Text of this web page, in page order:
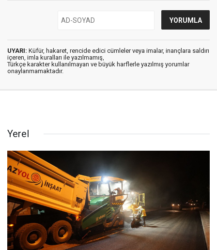
UYARI: Küfür, hakaret, rencide edici cümleler veya imalar, inançlara saldırı
içeren, imla kuralları ile yazılmamış,
Türkçe karakter kullanılmayan ve büyük harflerle yazılmış yorumlar
onaylanmamaktadır.
Yerel